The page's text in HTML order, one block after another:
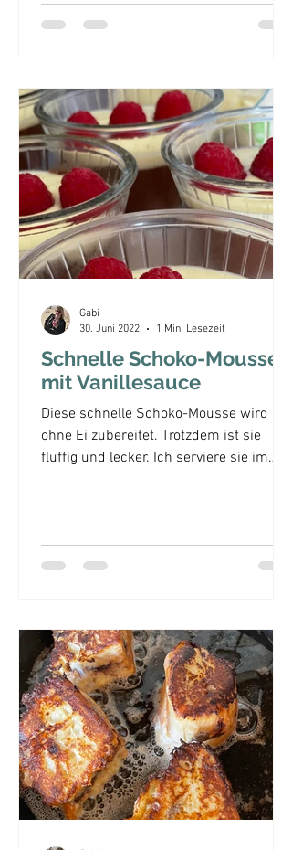
Schnelle Schoko-Mousse
mit Vanillesauce
Diese schnelle Schoko-Mousse wird
ohne Ei zubereitet. Trotzdem ist sie
fluffig und lecker. Ich serviere sie im
Gabi
30. Juni 2022
1 Min. Lesezeit